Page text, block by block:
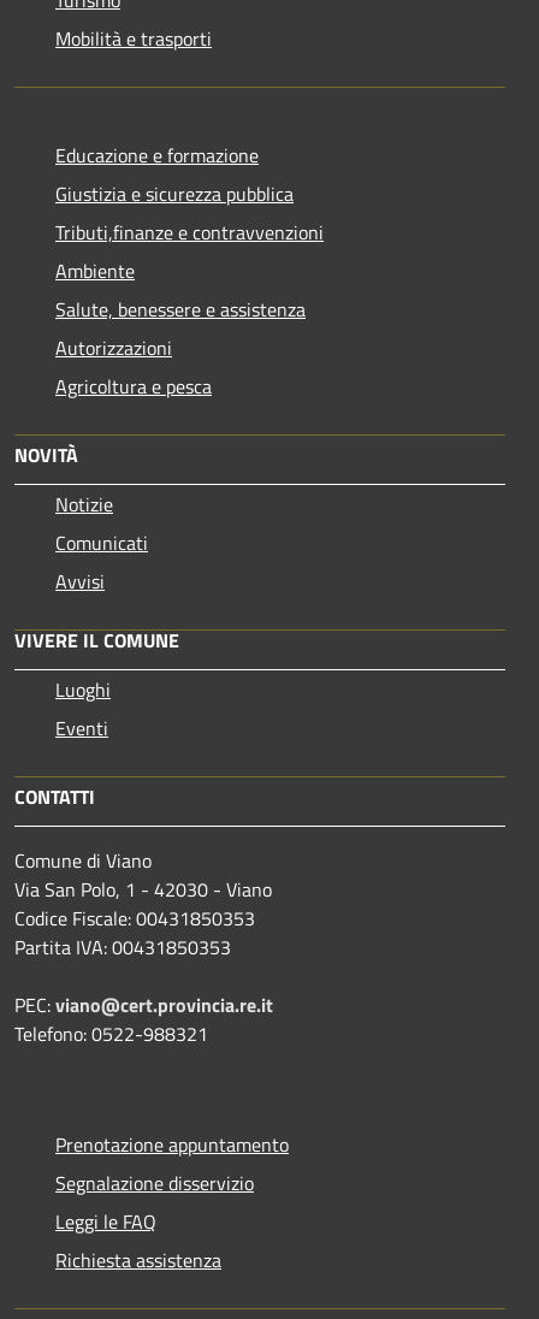
Mobilità e trasporti
Educazione e formazione
Giustizia e sicurezza pubblica
Tributi,finanze e contravvenzioni
Ambiente
Salute, benessere e assistenza
Autorizzazioni
Agricoltura e pesca
NOVITÀ
Notizie
Comunicati
Avvisi
VIVERE IL COMUNE
Luoghi
Eventi
CONTATTI
Comune di Viano
Via San Polo, 1 - 42030 - Viano
Codice Fiscale: 00431850353
Partita IVA: 00431850353
PEC:viano@cert.provincia.re.it
Telefono: 0522-988321
Prenotazione appuntamento
Segnalazione disservizio
Leggi le FAQ
Richiesta assistenza